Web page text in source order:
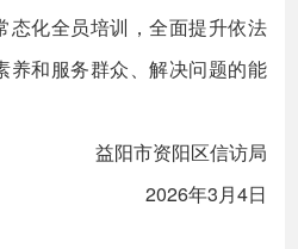
态化全员培训，全面提升依法
养和服务群众、解决问题的能
益阳市资阳区信访局
2026年3月4日